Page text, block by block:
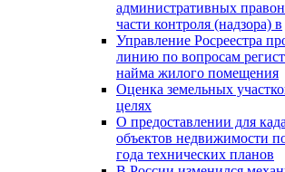
административных
части контроля (надзора) в
Управление Росреестра
линию по вопросам
найма жилого помещения
Оценка земельных
целях
О предоставлении для
объектов недвижимости
года технических планов